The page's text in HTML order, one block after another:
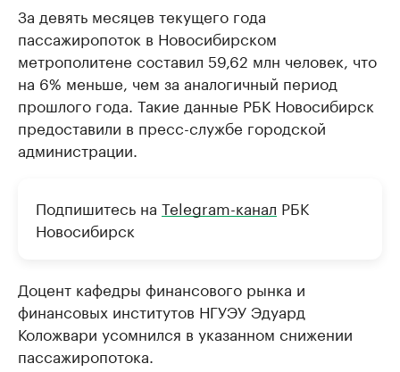
За девять месяцев текущего года
пассажиропоток в Новосибирском
метрополитене составил 59,62 млн человек, что
на 6% меньше, чем за аналогичный период
прошлого года. Такие данные РБК Новосибирск
предоставили в пресс-службе городской
администрации.
Подпишитесь на Telegram-канал РБК
Новосибирск
Доцент кафедры финансового рынка и
финансовых институтов НГУЭУ Эдуард
Коложвари усомнился в указанном снижении
пассажиропотока.